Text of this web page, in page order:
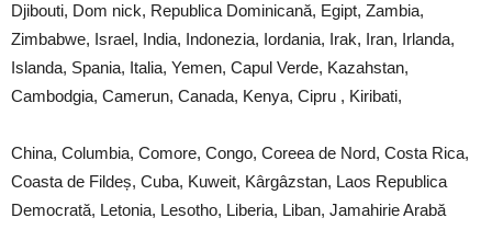
Djibouti, Dom nick, Republica Dominicană, Egipt, Zambia,
Zimbabwe, Israel, India, Indonezia, Iordania, Irak, Iran, Irlanda,
Islanda, Spania, Italia, Yemen, Capul Verde, Kazahstan,
Cambodgia, Camerun, Canada, Kenya, Cipru , Kiribati,
China, Columbia, Comore, Congo, Coreea de Nord, Costa Rica,
Coasta de Fildeș, Cuba, Kuweit, Kârgâzstan, Laos Republica
Democrată, Letonia, Lesotho, Liberia, Liban, Jamahirie Arabă